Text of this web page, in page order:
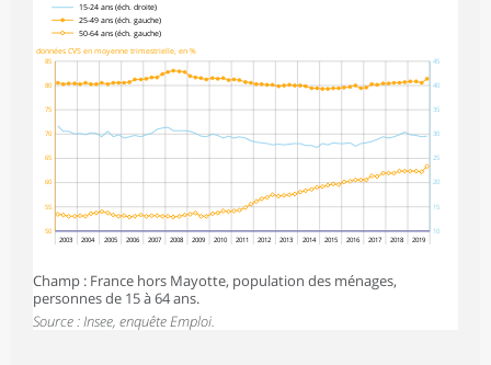
50
55
60
65
70
75
80
85
10
15
20
25
30
35
40
45
données CVS en moyenne trimestrielle, en %
2003 2004 2005 2006 2007 2008 2009 2010 2011 2012 2013 2014 2015 2016 2017 2018 2019
15-24 ans (éch. droite)
25-49 ans (éch. gauche)
50-64 ans (éch. gauche)
Champ : France hors Mayotte, population des ménages,
personnes de 15 à 64 ans.
Source : Insee, enquête Emploi.